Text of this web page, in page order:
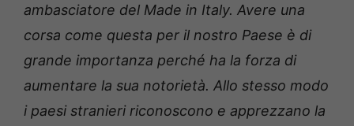
ambasciatore del Made in Italy. Avere una
corsa come questa per il nostro Paese è di
grande importanza perché ha la forza di
aumentare la sua notorietà. Allo stesso modo
i paesi stranieri riconoscono e apprezzano la